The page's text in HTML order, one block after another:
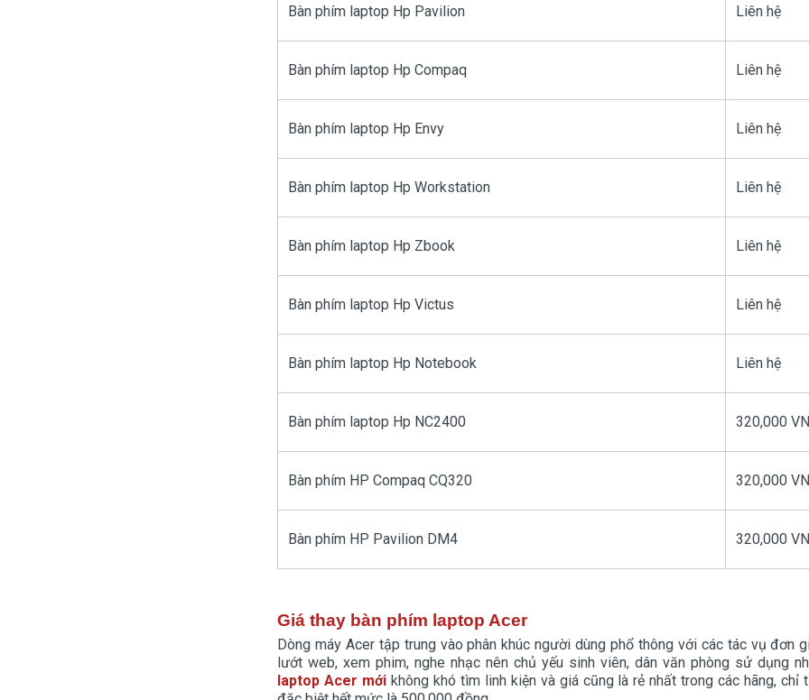
Bàn phím laptop Hp Pavilion Liên hệ
Bàn phím laptop Hp Compaq Liên hệ
Bàn phím laptop Hp Envy Liên hệ
Bàn phím laptop Hp Workstation Liên hệ
Bàn phím laptop Hp Zbook Liên hệ
Bàn phím laptop Hp Victus Liên hệ
Bàn phím laptop Hp Notebook Liên hệ
Bàn phím laptop Hp NC2400 320,000
Bàn phím HP Compaq CQ320 320,000
Bàn phím HP Pavilion DM4 320,000
Giá thay bàn phím laptop Acer
Dòng máy Acer tập trung vào phân khúc người dùng phổ thông với các tác vụ đơn
lướt web, xem phim, nghe nhạc nên chủ yếu sinh viên, dân văn phòng sử dụng
laptop Acer mớikhông khó tìm linh kiện và giá cũng là rẻ nhất trong các hãng, chỉ